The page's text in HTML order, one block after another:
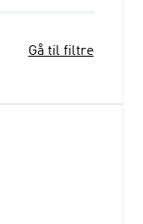
Gå til filtre